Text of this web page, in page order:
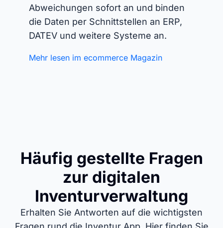
Abweichungen sofort an und binden
die Daten per Schnittstellen an ERP,
DATEV und weitere Systeme an.
Mehr lesen im ecommerce Magazin
Häufig gestellte Fragen
zur digitalen
Inventurverwaltung
Erhalten Sie Antworten auf die wichtigsten